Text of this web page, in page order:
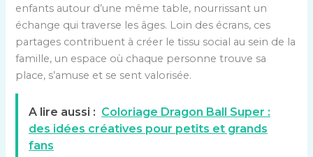
enfants autour d’une même table, nourrissant un
échange qui traverse les âges. Loin des écrans, ces
partages contribuent à créer le tissu social au sein de la
famille, un espace où chaque personne trouve sa
place, s’amuse et se sent valorisée.
A lire aussi : Coloriage Dragon Ball Super :
des idées créatives pour petits et grands
fans